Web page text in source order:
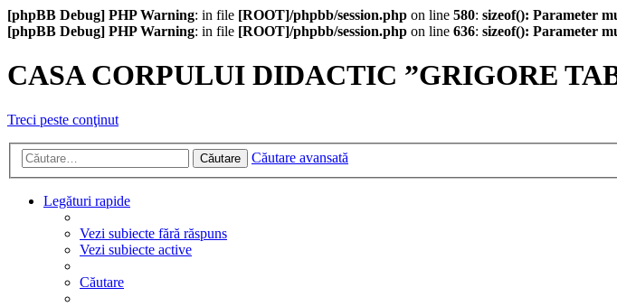
[phpBB Debug] PHP Warning: in file [ROOT]/phpbb/session.php on line 580: sizeof(): Parameter
[phpBB Debug] PHP Warning: in file [ROOT]/phpbb/session.php on line 636: sizeof(): Parameter
CASA CORPULUI DIDACTIC ”GRIGORE
Treci peste conţinut
Căutare Căutare avansată
Legături rapide
Vezi subiecte fără răspuns
Vezi subiecte active
Căutare